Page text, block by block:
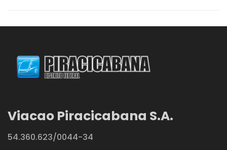
Viacao Piracicabana S.A.
54.360.623/0044-34